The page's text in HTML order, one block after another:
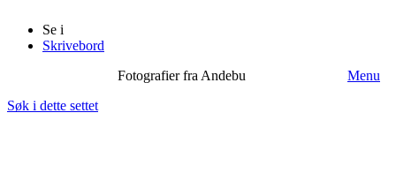
Se i
Skrivebord
Fotografier fra Andebu
Menu
Søk i dette settet